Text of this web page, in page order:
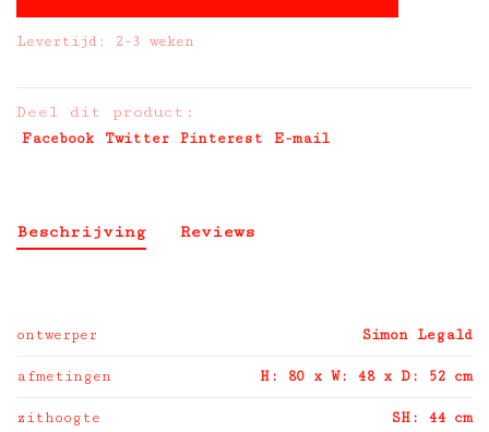
Levertijd: 2-3 weken
Deel dit product:
Facebook Twitter Pinterest E-mail
Beschrijving Reviews
ontwerper Simon Legald
afmetingen H: 80 x W: 48 x D: 52 cm
zithoogte SH: 44 cm